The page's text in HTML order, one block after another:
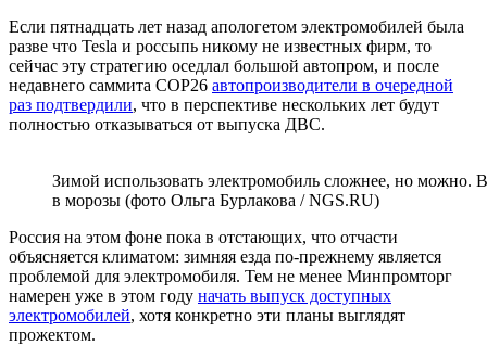
Если пятнадцать лет назад апологетом электромобилей была
разве что Tesla и россыпь никому не известных фирм, то
сейчас эту стратегию оседлал большой автопром, и после
недавнего саммита COP26 автопроизводители в очередной
раз подтвердили, что в перспективе нескольких лет будут
полностью отказываться от выпуска ДВС.
Зимой использовать электромобиль сложнее, но можно.
в морозы (фото Ольга Бурлакова / NGS.RU)
Россия на этом фоне пока в отстающих, что отчасти
объясняется климатом: зимняя езда по-прежнему является
проблемой для электромобиля. Тем не менее Минпромторг
намерен уже в этом году начать выпуск доступных
электромобилей, хотя конкретно эти планы выглядят
прожектом.